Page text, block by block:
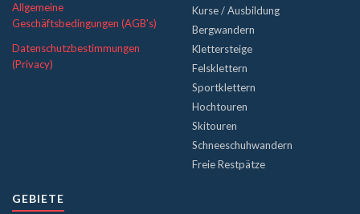
Allgemeine
Geschäftsbedingungen (AGB's)
Datenschutzbestimmungen
(Privacy)
Kurse / Ausbildung
Bergwandern
Klettersteige
Felsklettern
Sportklettern
Hochtouren
Skitouren
Schneeschuhwandern
Freie Restpätze
GEBIETE